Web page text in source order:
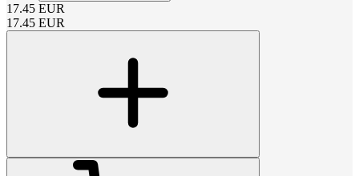
17.45 EUR
17.45 EUR